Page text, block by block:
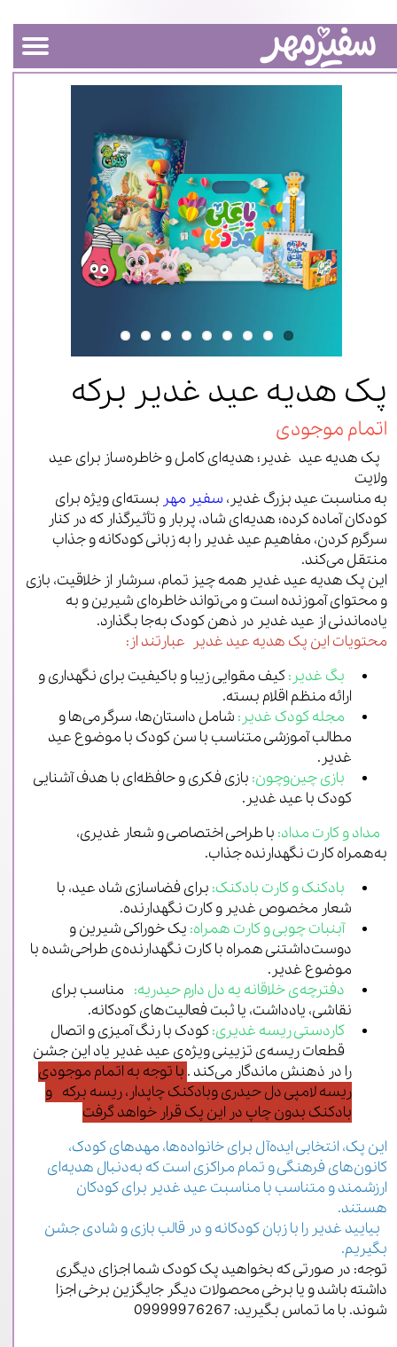
پک هدیه عید غدیر برکه
اتمام موجودی
پک هدیه عید غدیر؛ هدیه‌ای کامل و خاطره‌ساز برای عید
ولایت
به مناسبت عید بزرگ غدیر، سفیر مهر بسته‌ای ویژه برای
کودکان آماده کرده‌؛ هدیه‌ای شاد، پربار و تأثیرگذار که در کنار
سرگرم‌ کردن، مفاهیم عید غدیر را به زبانی کودکانه و جذاب
منتقل می‌کند.
این پک هدیه عید غدیر همه‌ چیز تمام، سرشار از خلاقیت، بازی
و محتوای آموزنده است و می‌تواند خاطره‌ای شیرین و به‌
یادماندنی از عید غدیر در ذهن کودک به‌جا بگذارد.
محتویات این پک هدیه عید غدیر عبارتند از:
بگ غدیر:کیف مقوایی زیبا و باکیفیت برای نگهداری و
ارائه منظم اقلام بسته.
مجله کودک غدیر: شامل داستان‌ها، سرگرمی‌ها و
مطالب آموزشی متناسب با سن کودک با موضوع عید
غدیر.
بازی چین‌و‌چون: بازی فکری و حافظه‌ای با هدف آشنایی
کودک با عید غدیر.
مداد و کارت مداد: با طراحی اختصاصی و شعار غدیری،
به‌همراه کارت نگهدارنده جذاب.
بادکنک و کارت بادکنک: برای فضاسازی شاد عید، با
شعار مخصوص غدیر و کارت نگهدارنده.
آبنبات چوبی و کارت همراه: یک خوراکی شیرین و
دوست‌داشتنی همراه با کارت نگهدارنده‌ی طراحی‌شده با
موضوع غدیر.
دفترچه‌ی خلاقانه یه دل دارم حیدریه: مناسب برای
نقاشی، یادداشت، یا ثبت فعالیت‌های کودکانه.
کاردستی ریسه غدیری:کودک با رنگ آمیزی و اتصال
قطعات ریسه‌‌ی تزیینی ویژه‌ی عید غدیر یاد این جشن
را در ذهنش ماندگار می‌کند . با توجه به اتمام موجودی
ریسه لامپی دل حیدری وبادکنک چاپدار، ریسه برکه و
بادکنک بدون چاپ در این پک قرار خواهد گرفت
این پک، انتخابی ایده‌آل برای خانواده‌ها، مهدهای کودک،
کانون‌های فرهنگی و تمام مراکزی است که به‌دنبال هدیه‌ای
ارزشمند و متناسب با مناسبت عید غدیر برای کودکان
هستند.
بیایید غدیر را با زبان کودکانه و در قالب بازی و شادی جشن
بگیریم.
توجه: در صورتی که بخواهید پک کودک شما اجزای دیگری
داشته باشد و یا برخی محصولات دیگر جایگزین برخی اجزا
شوند. با ما تماس بگیرید: 09999976267